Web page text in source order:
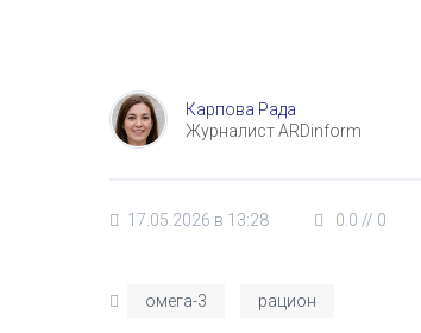
Карпова Рада
Журналист ARDinform
17.05.2026 в 13:28 0.0 // 0
омега-3 рацион